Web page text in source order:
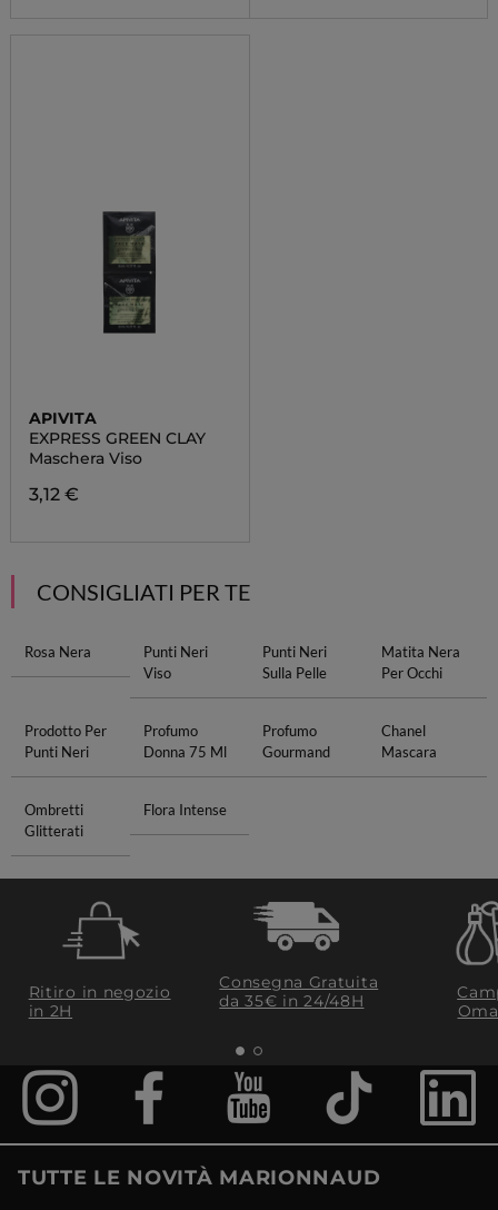
APIVITA
EXPRESS GREEN CLAY
Maschera Viso
3,12 €
CONSIGLIATI PER TE
Rosa Nera
Punti Neri
Viso
Punti Neri
Sulla Pelle
Matita Nera
Per Occhi
Prodotto Per
Punti Neri
Profumo
Donna 75 Ml
Profumo
Gourmand
Chanel
Mascara
Ombretti
Glitterati
Flora Intense
Ritiro in negozio
in 2H
Consegna Gratuita
da 35€​ in 24/48H
TUTTE LE NOVITÀ MARIONNAUD